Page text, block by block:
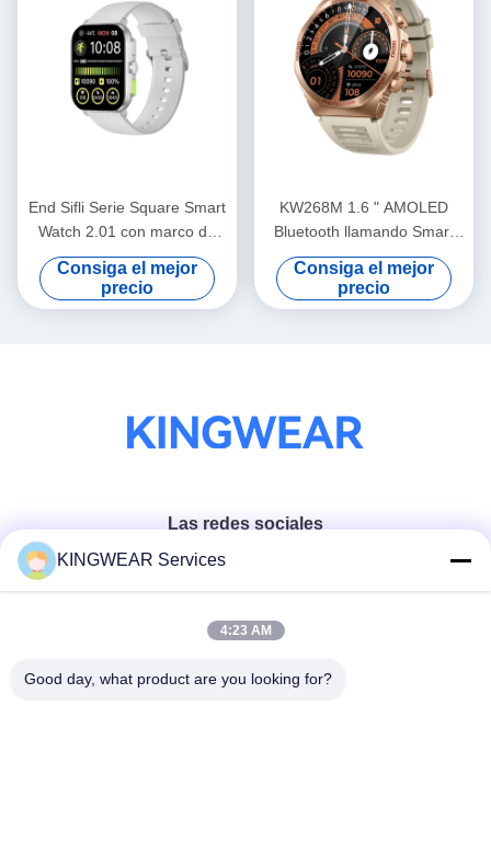
End Sifli Serie Square Smart
Watch 2.01 con marco de
metal PVD y batería de
300mAh
Consiga el mejor
precio
KW268M 1.6 " AMOLED
Bluetooth llamando Smart
Watch con pantalla redonda
grande
Consiga el mejor
precio
Las redes sociales
Contacto rápido
KINGWEAR Services
4:23 AM
Good day, what product are you looking for?